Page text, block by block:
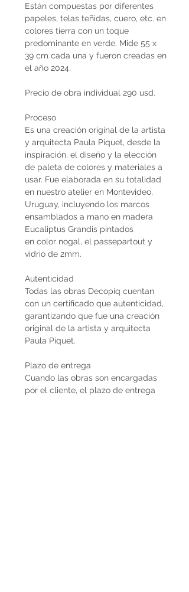
Están compuestas por diferentes
papeles, telas teñidas, cuero, etc. en
colores tierra con un toque
predominante en verde. Mide 55 x
39 cm cada una y fueron creadas en
el año 2024.
Precio de obra individual 290 usd.
Proceso
Es una creación original de la artista
y arquitecta Paula Piquet, desde la
inspiración, el diseño y la elección
de paleta de colores y materiales a
usar. Fue elaborada en su totalidad
en nuestro atelier en Montevideo,
Uruguay, incluyendo los marcos
ensamblados a mano en madera
Eucaliptus Grandis pintados
en color nogal, el passepartout y
vidrio de 2mm.
Autenticidad
Todas las obras Decopiq cuentan
con un certificado que autenticidad,
garantizando que fue una creación
original de la artista y arquitecta
Paula Piquet.
Plazo de entrega
Cuando las obras son encargadas
por el cliente, el plazo de entrega